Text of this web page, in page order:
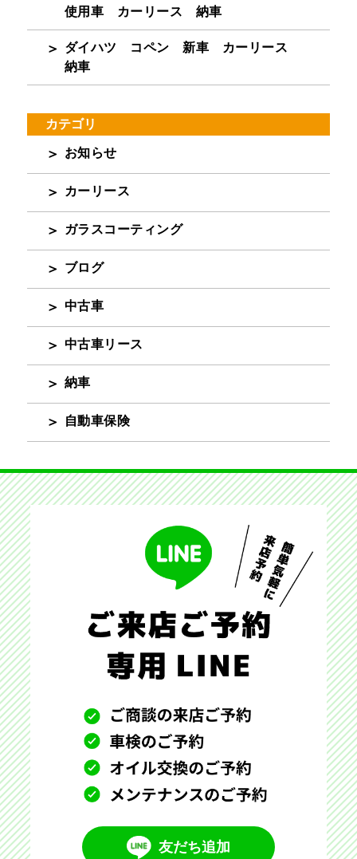
使用車 カーリース 納車
ダイハツ コペン 新車 カーリース
納車
カテゴリ
お知らせ
カーリース
ガラスコーティング
ブログ
中古車
中古車リース
納車
自動車保険
友だち追加